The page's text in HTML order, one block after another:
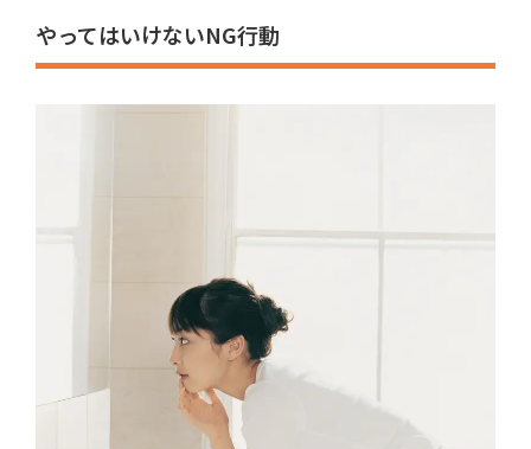
やってはいけないNG行動